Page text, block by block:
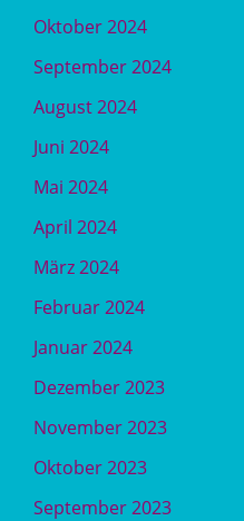
Oktober 2024
September 2024
August 2024
Juni 2024
Mai 2024
April 2024
März 2024
Februar 2024
Januar 2024
Dezember 2023
November 2023
Oktober 2023
September 2023